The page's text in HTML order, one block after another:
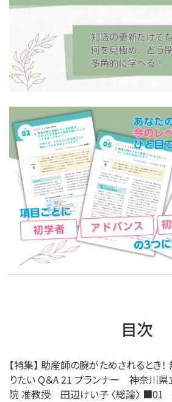
目次
【特集】 助産師の腕がためされるとき
りたい Q＆A 21 プランナー 神奈川
院 准教授 田辺けい子 〈総論〉 ■01